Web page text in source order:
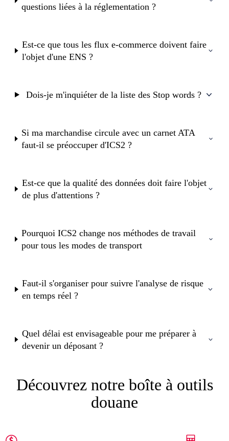
questions liées à la réglementation ?
Est-ce que tous les flux e-commerce doivent faire
l'objet d'une ENS ?
Dois-je m'inquiéter de la liste des Stop words ?
Si ma marchandise circule avec un carnet ATA
faut-il se préoccuper d'ICS2 ?
Est-ce que la qualité des données doit faire l'objet
de plus d'attentions ?
Pourquoi ICS2 change nos méthodes de travail
pour tous les modes de transport
Faut-il s'organiser pour suivre l'analyse de risque
en temps réel ?
Quel délai est envisageable pour me préparer à
devenir un déposant ?
Découvrez notre boîte à outils
douane